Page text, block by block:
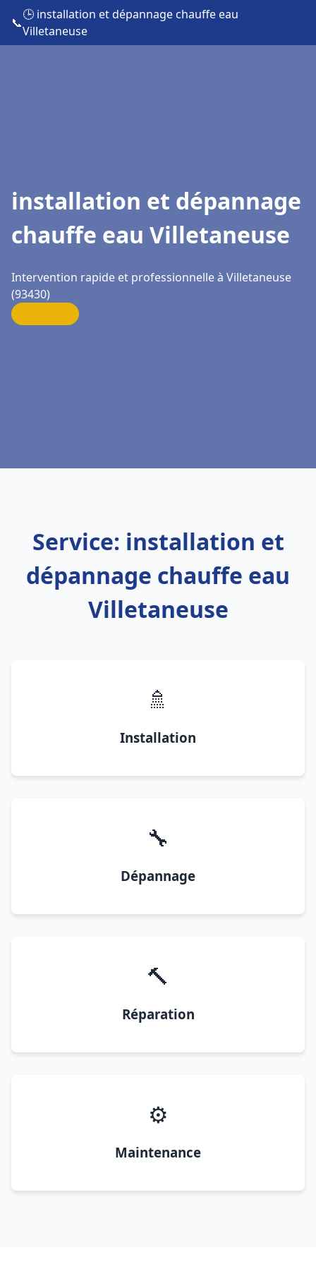
📞
🕒 installation et dépannage chauffe eau
Villetaneuse
installation et dépannage
chauffe eau Villetaneuse
Intervention rapide et professionnelle à Villetaneuse
(93430)
Service: installation et
dépannage chauffe eau
Villetaneuse
🚿
Installation
🔧
Dépannage
🔨
Réparation
⚙️
Maintenance